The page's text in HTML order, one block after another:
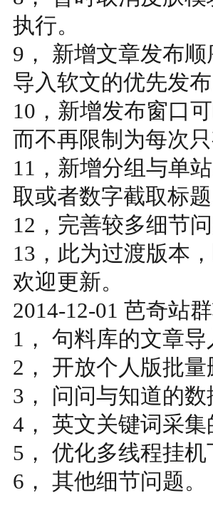
执行。
9， 新增文章发布
导入软文的优先发布
10，新增发布窗口
而不再限制为每次
11，新增分组与单
取或者数字截取标题
12，完善较多细节
13，此为过渡版本
欢迎更新。
2014-12-01 芭奇站
1， 句料库的文章
2， 开放个人版批
3， 问问与知道的
4， 英文关键词采集
5， 优化多线程挂
6， 其他细节问题。